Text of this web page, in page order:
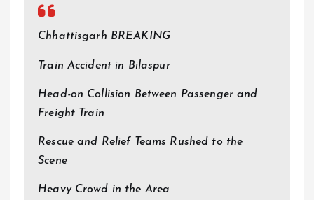
Chhattisgarh BREAKING
Train Accident in Bilaspur
Head-on Collision Between Passenger and
Freight Train
Rescue and Relief Teams Rushed to the
Scene
Heavy Crowd in the Area